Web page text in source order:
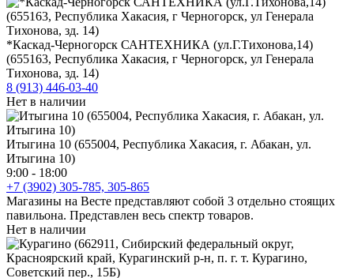
*Каскад-Черногорск САНТЕХНИКА (ул.Г.Тихонова,14)
(655163, Республика Хакасия, г Черногорск, ул Генерала
Тихонова, зд. 14)
8 (913) 446-03-40
Нет в наличии
Итыгина 10 (655004, Республика Хакасия, г. Абакан, ул.
Итыгина 10)
9:00 - 18:00
+7 (3902) 305-785, 305-865
Магазины на Весте представляют собой 3 отдельно стоящих
павильона. Представлен весь спектр товаров.
Нет в наличии